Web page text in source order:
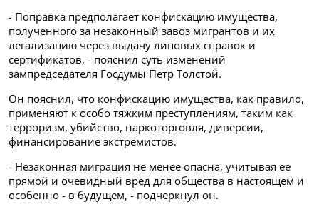
- Поправка предполагает конфискацию имущества,
полученного за незаконный завоз мигрантов и их
легализацию через выдачу липовых справок и
сертификатов, - пояснил суть изменений
зампредседателя Госдумы Петр Толстой.
Он пояснил, что конфискацию имущества, как правило,
применяют к особо тяжким преступлениям, таким как
терроризм, убийство, наркоторговля, диверсии,
финансирование экстремистов.
- Незаконная миграция не менее опасна, учитывая ее
прямой и очевидный вред для общества в настоящем и
особенно - в будущем, - подчеркнул он.